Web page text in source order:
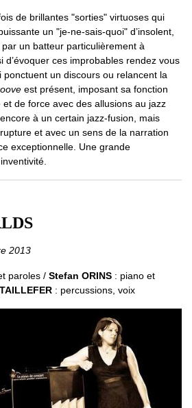
de brillantes "sorties" virtuoses qui
un "je-ne-sais-quoi" d’insolent,
un batteur particulièrement à
d’évoquer ces improbables rendez vous
ponctuent un discours ou relancent la
est présent, imposant sa fonction
de force avec des allusions au jazz
à un certain jazz-fusion, mais
et avec un sens de la narration
exceptionnelle. Une grande
2013
paroles / Stefan ORINS : piano et
: percussions, voix